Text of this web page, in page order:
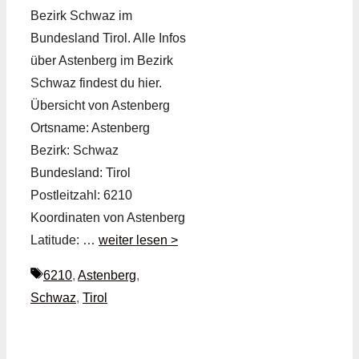
Bezirk Schwaz im
Bundesland Tirol. Alle Infos
über Astenberg im Bezirk
Schwaz findest du hier.
Übersicht von Astenberg
Ortsname: Astenberg
Bezirk: Schwaz
Bundesland: Tirol
Postleitzahl: 6210
Koordinaten von Astenberg
Latitude: … weiter lesen >
Schlagwörter
6210, Astenberg,
Schwaz, Tirol